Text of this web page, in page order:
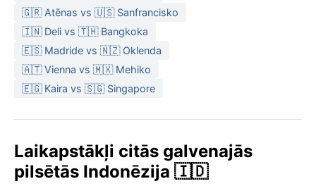
🇬🇷 Atēnas vs 🇺🇸 Sanfrancisko
🇮🇳 Deli vs 🇹🇭 Bangkoka
🇪🇸 Madride vs 🇳🇿 Oklenda
🇦🇹 Vienna vs 🇲🇽 Mehiko
🇪🇬 Kaira vs 🇸🇬 Singapore
Laikapstākļi citās galvenajās
pilsētās Indonēzija 🇮🇩